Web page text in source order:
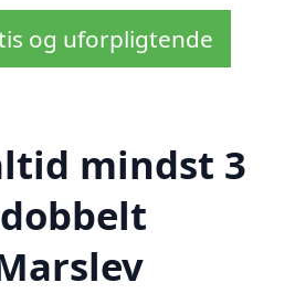
og uforpligtende
mindst 3